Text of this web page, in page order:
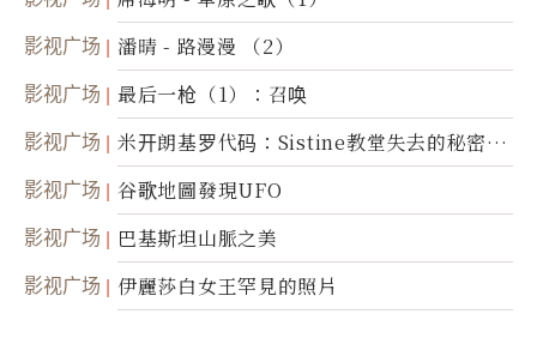
影视广场 潘晴 - 路漫漫 （2）
影视广场 最后一枪（1）：召唤
影视广场
米开朗基罗代码：Sistine教堂失去的秘密
(图)
影视广场 谷歌地圖發現UFO
影视广场 巴基斯坦山脈之美
影视广场 伊麗莎白女王罕見的照片